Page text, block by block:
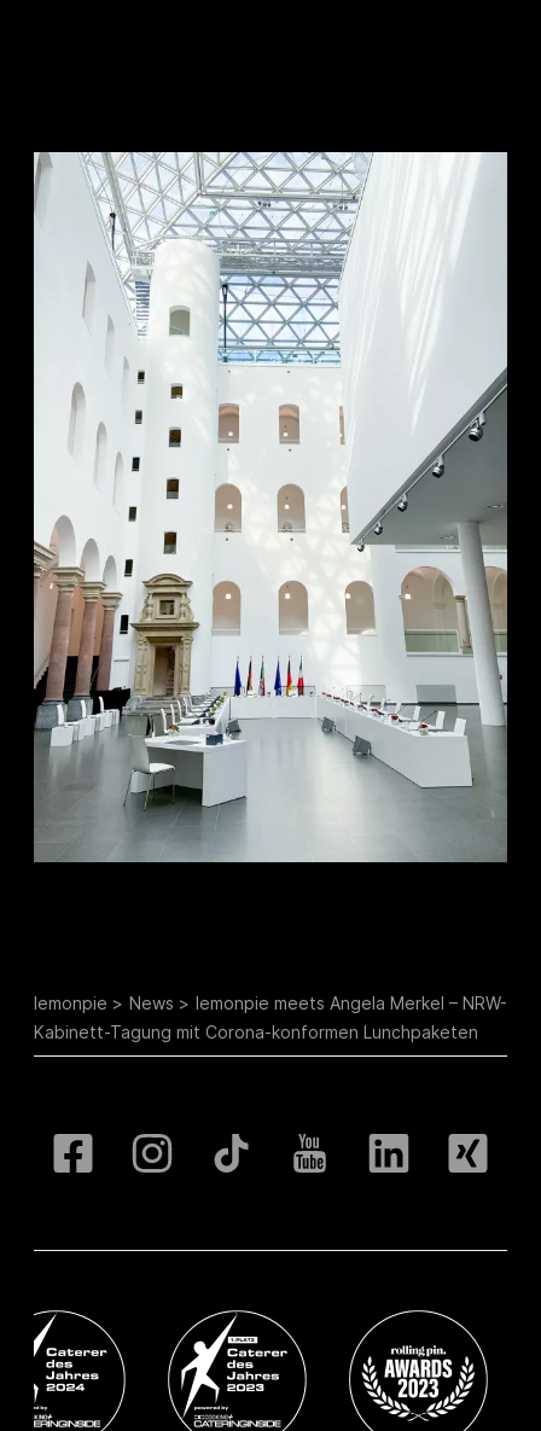
lemonpie News
lemonpie meets Angela Merkel – NRW-
Kabinett-Tagung mit Corona-konformen Lunchpaketen